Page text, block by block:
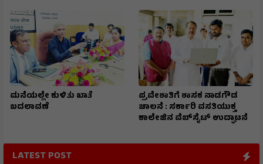
ಮನೆಯಲ್ಲೇ ಕುಳಿತು ಖಾತೆ
ಬದಲಾವಣೆ
ಪ್ರವೇಶಾತಿಗೆ ಶಾಸಕ ನಾಡಗೌಡ
ಚಾಲನೆ : ಸರ್ಕಾರಿ ವಸತಿಯುಕ್ತ
ಕಾಲೇಜಿನ ವೆಬ್‌ಸೈಟ್ ಉದ್ಘಾಟನೆ
LATEST POST